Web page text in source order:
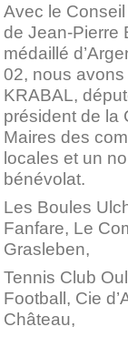
Avec le
de Jean-Pierre
médaillé
02, nous
KRABAL,
président de la
Maires des
locales et un
bénévolat.
Les Boules
Fanfare, Le
Grasleben,
Tennis Club
Football, Cie
Château,